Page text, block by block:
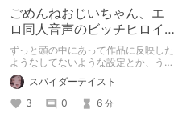
ごめんねおじいちゃん、エ
ロ同人音声のビッチヒロイ
ンに名前使って～過去作品
コンセプトを思い出そう～
ずっと頭の中にあって作品に反映した
ようなしてないような設定とか、うち
のヒロイン達の名づけの法則とかを頭
の中の映●研の金●さんに「そこにあ
っちゃいけねえんだよ」といわれたの
でとりあえず垂れ流します。
スパイダーテイスト
3
0 6 分